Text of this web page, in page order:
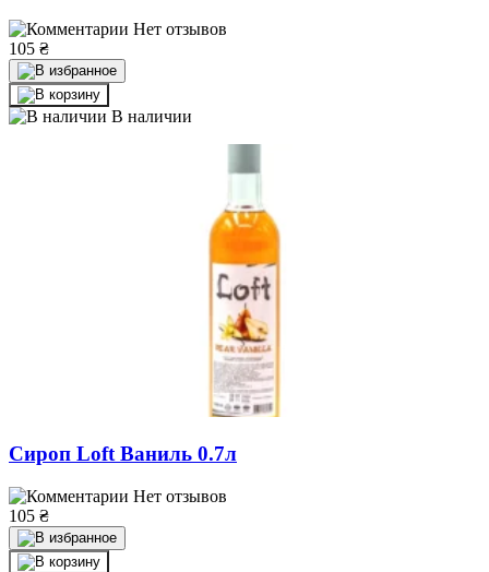
Нет отзывов
105 ₴
В наличии
Сироп Loft Ваниль 0.7л
Нет отзывов
105 ₴